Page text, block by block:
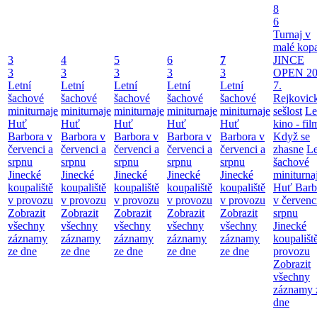
3
3
Letní
šachové
miniturnaje
Huť
Barbora v
červenci a
srpnu
Jinecké
koupaliště
v provozu
Zobrazit
všechny
záznamy
ze dne
4
3
Letní
šachové
miniturnaje
Huť
Barbora v
červenci a
srpnu
Jinecké
koupaliště
v provozu
Zobrazit
všechny
záznamy
ze dne
5
3
Letní
šachové
miniturnaje
Huť
Barbora v
červenci a
srpnu
Jinecké
koupaliště
v provozu
Zobrazit
všechny
záznamy
ze dne
6
3
Letní
šachové
miniturnaje
Huť
Barbora v
červenci a
srpnu
Jinecké
koupaliště
v provozu
Zobrazit
všechny
záznamy
ze dne
7
3
Letní
šachové
miniturnaje
Huť
Barbora v
červenci a
srpnu
Jinecké
koupaliště
v provozu
Zobrazit
všechny
záznamy
ze dne
8
6
Turnaj v
malé
JINCE
OPEN
7.
sešlost
kino -
Když se
zhasne
šachové
Huť
v
srpnu
Jinecké
provozu
Zobrazit
všechny
záznamy
dne